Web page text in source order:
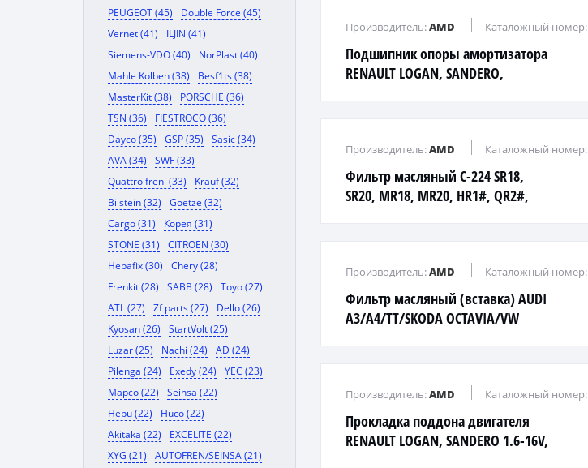
PEUGEOT (45)
Double Force (45)
Vernet (41)
ILJIN (41)
Siemens-VDO (40)
NorPlast (40)
Mahle Kolben (38)
Besf1ts (38)
MasterKit (38)
PORSCHE (36)
TSN (36)
FIESTROCO (36)
Dayco (35)
GSP (35)
Sasic (34)
AVA (34)
SWF (33)
Quattro freni (33)
Krauf (32)
Bilstein (32)
Goetze (32)
Cargo (31)
Корея (31)
STONE (31)
CITROEN (30)
Hepafix (30)
Chery (28)
Frenkit (28)
SABB (28)
Toyo (27)
ATL (27)
Zf parts (27)
Dello (26)
Kyosan (26)
StartVolt (25)
Luzar (25)
Nachi (24)
AD (24)
Pilenga (24)
Exedy (24)
YEC (23)
Mapco (22)
Seinsa (22)
Hepu (22)
Huco (22)
Akitaka (22)
EXCELITE (22)
XYG (21)
AUTOFREN/SEINSA (21)
Подшипник опоры амортизатора
RENAULT LOGAN, SANDERO,
Производитель:AMD Каталожный номер:
Фильтр масляный C-224 SR18,
SR20, MR18, MR20, HR1#, QR2#,
Производитель:AMD Каталожный номер:
Фильтр масляный (вставка) AUDI
A3/A4/TT/SKODA OCTAVIA/VW
Производитель:AMD Каталожный номер:
Прокладка поддона двигателя
RENAULT LOGAN, SANDERO 1.6-16V,
Производитель:AMD Каталожный номер: